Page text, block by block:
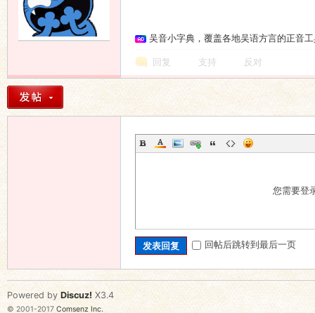
吴音小字典，覆盖各地吴语方言的正音
回复 支持 反对
您需要登
发表回复 回帖后跳转到最后一页
Powered by Discuz! X3.4
© 2001-2017 Comsenz Inc.